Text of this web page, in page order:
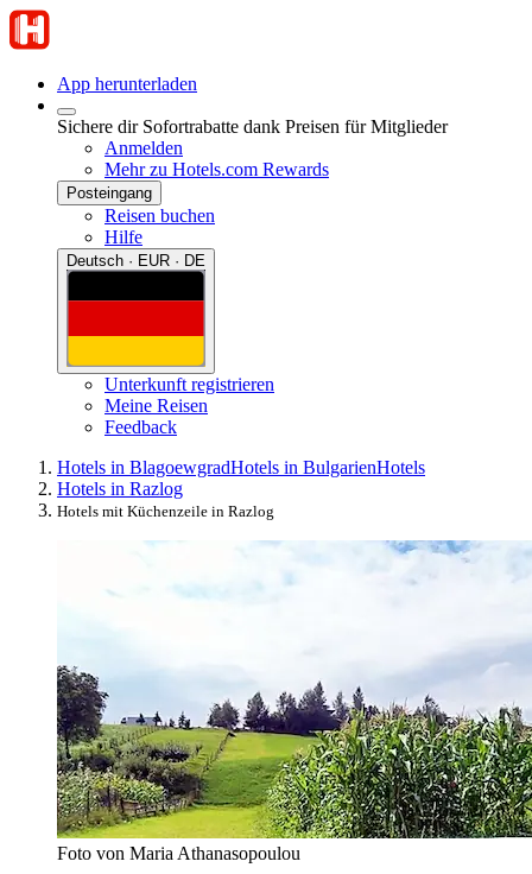
App herunterladen
Sichere dir Sofortrabatte dank Preisen für Mitglieder
Anmelden
Mehr zu Hotels.com Rewards
Posteingang
Reisen buchen
Hilfe
Deutsch · EUR · DE
Unterkunft registrieren
Meine Reisen
Feedback
Hotels in BlagoewgradHotels in BulgarienHotels
Hotels in Razlog
Hotels mit Küchenzeile in Razlog
Foto von Maria Athanasopoulou